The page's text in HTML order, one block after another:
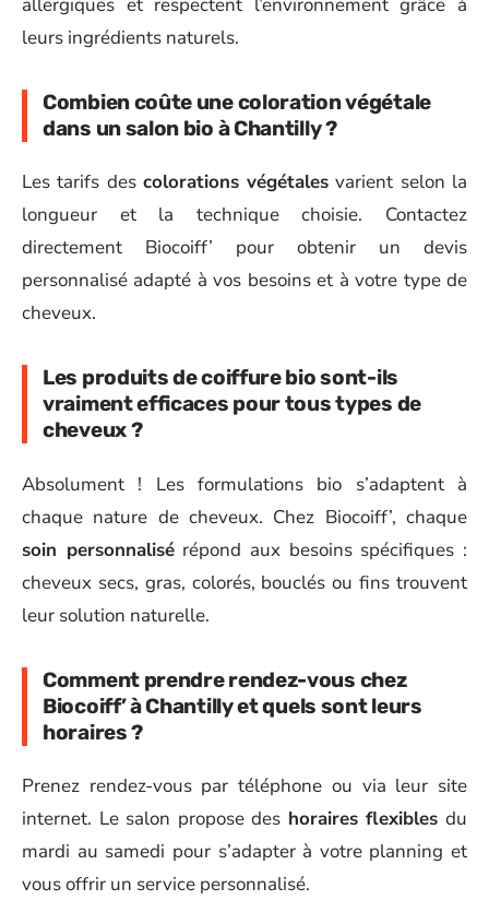
leurs ingrédients naturels.
Combien coûte une coloration végétale
dans un salon bio à Chantilly ?
Les tarifs des colorations végétales varient selon la
longueur et la technique choisie. Contactez
directement Biocoiff’ pour obtenir un devis
personnalisé adapté à vos besoins et à votre type de
cheveux.
Les produits de coiffure bio sont-ils
vraiment efficaces pour tous types de
cheveux ?
Absolument ! Les formulations bio s’adaptent à
chaque nature de cheveux. Chez Biocoiff’, chaque
soin personnalisérépond aux besoins spécifiques :
cheveux secs, gras, colorés, bouclés ou fins trouvent
leur solution naturelle.
Comment prendre rendez-vous chez
Biocoiff’ à Chantilly et quels sont leurs
horaires ?
Prenez rendez-vous par téléphone ou via leur site
internet. Le salon propose des horaires flexibles du
mardi au samedi pour s’adapter à votre planning et
vous offrir un service personnalisé.